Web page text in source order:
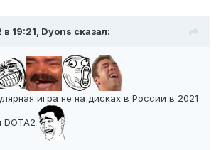
19:21, Dyons сказал:
игра не на дисках в России в 2021
DOTA2